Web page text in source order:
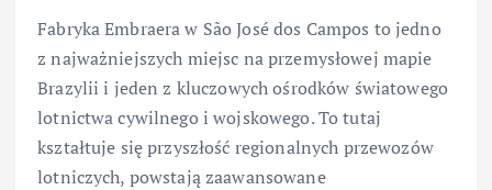
Fabryka Embraera w São José dos Campos to jedno
z najważniejszych miejsc na przemysłowej mapie
Brazylii i jeden z kluczowych ośrodków światowego
lotnictwa cywilnego i wojskowego. To tutaj
kształtuje się przyszłość regionalnych przewozów
lotniczych, powstają zaawansowane